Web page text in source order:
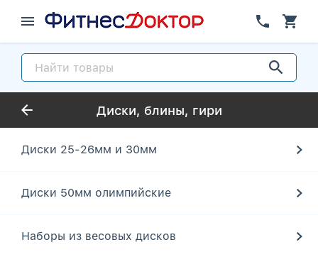
Диски, блины, гири
Диски 25-26мм и 30мм
Диски 50мм олимпийские
Наборы из весовых дисков